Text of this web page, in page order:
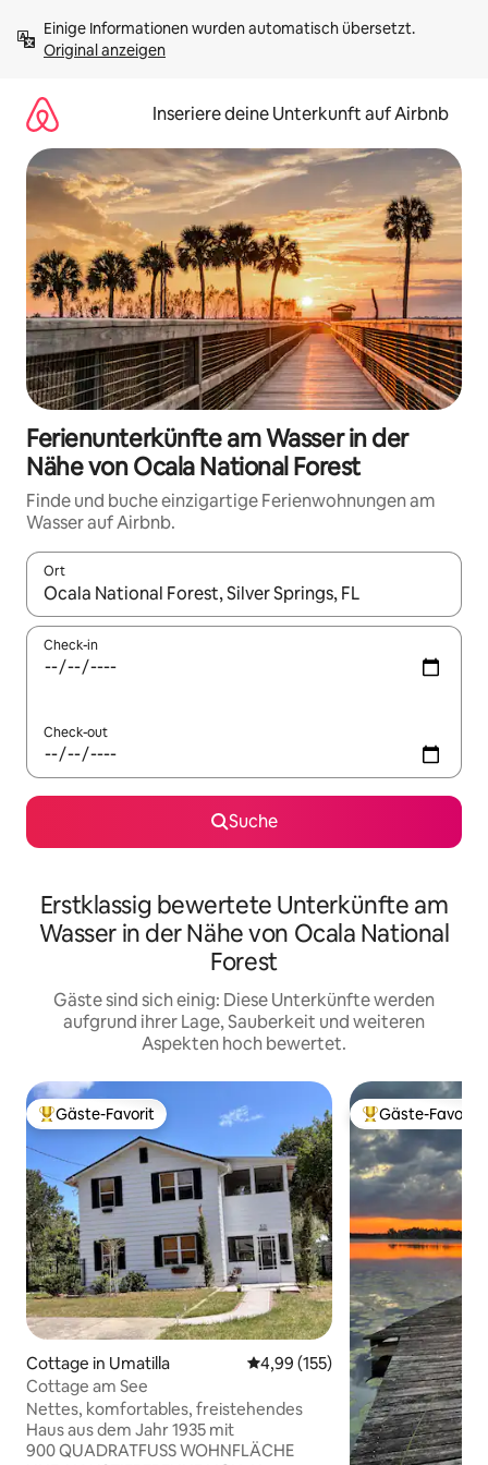
Inhalten
springenOriginal anzeigen
Inseriere deine Unterkunft auf Airbnb
Ferienunterkünfte am Wasser in der
Nähe von Ocala National Forest
Finde und buche einzigartige Ferienwohnungen am
Wasser auf Airbnb.
Ort
Wenn Ergebnisse verfügbar sind, navigiere mit den
Check-in
Check-out
Suche
Erstklassig bewertete Unterkünfte am
Wasser in der Nähe von Ocala National
Forest
Gäste sind sich einig: Diese Unterkünfte werden
aufgrund ihrer Lage, Sauberkeit und weiteren
Aspekten hoch bewertet.
Beliebter Gäste-Favorit.
Gäste-Favorit
Cottage in Umatilla Durchschnittliche Bewertung:
4,99 (155)
Cottage am See
Nettes, komfortables, freistehendes
Haus aus dem Jahr 1935 mit
900 QUADRATFUSS WOHNFLÄCHE
Beliebter Gäste-
Gäste-Favorit